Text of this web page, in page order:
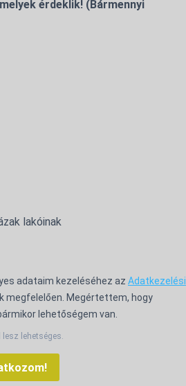
érdeklik! (Bármennyi
lakóinak
adataim kezeléséhez az Adatkezelési
megfelelően. Megértettem, hogy
lehetőségem van.
lehetséges.